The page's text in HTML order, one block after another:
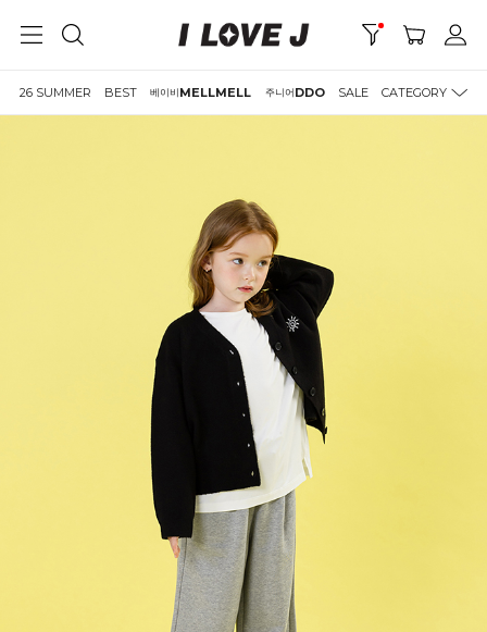
26 SUMMER BEST 베이비MELLMELL 주니어DDO SALE CATEGORY